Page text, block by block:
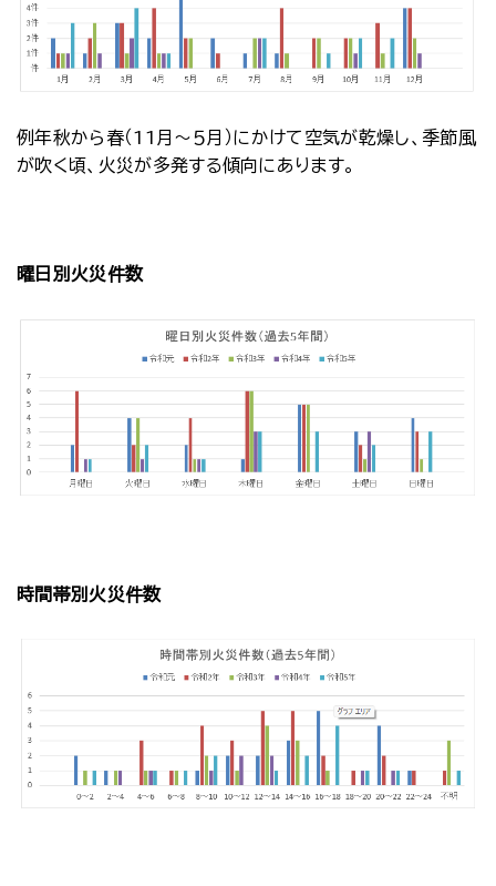
例年秋から春（11月～５月）にかけて空気が乾燥し、季節風
が吹く頃、火災が多発する傾向にあります。
曜日別火災件数
時間帯別火災件数